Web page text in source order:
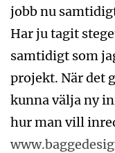
jobb nu
Har ju tagit
samtidigt som
projekt. När det
kunna välja ny
hur man vill